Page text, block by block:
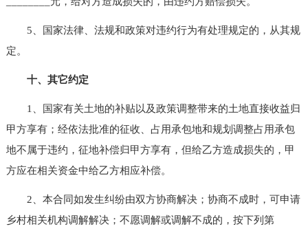
5、国家法律、法规和政策对违约行为有处理规定的，从其规
定。
十、其它约定
1、国家有关土地的补贴以及政策调整带来的土地直接收益归
甲方享有；经依法批准的征收、占用承包地和规划调整占用承包
地不属于违约，征地补偿归甲方享有，但给乙方造成损失的，甲
方应在相关资金中给乙方相应补偿。
2、本合同如发生纠纷由双方协商解决；协商不成时，可申请
乡村相关机构调解解决；不愿调解或调解不成的，按下列第